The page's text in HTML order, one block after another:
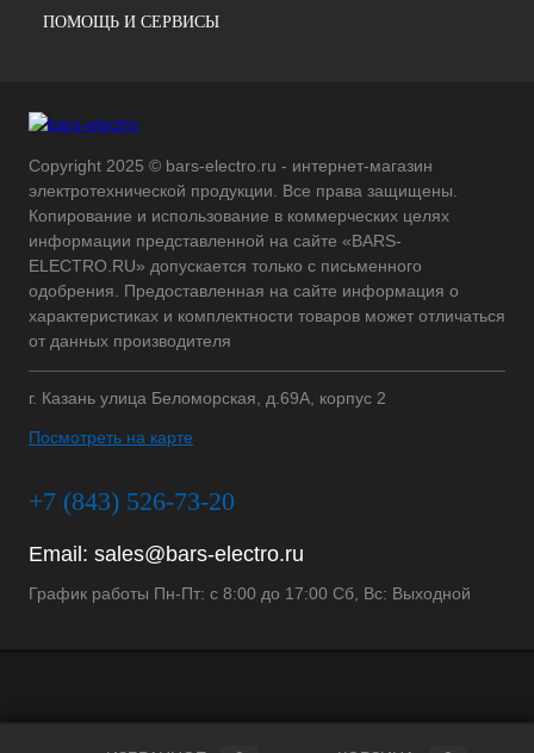
ПОМОЩЬ И СЕРВИСЫ
Copyright 2025 © bars-electro.ru - интернет-магазин
электротехнической продукции. Все права защищены.
Копирование и использование в коммерческих целях
информации представленной на сайте «BARS-
ELECTRO.RU» допускается только с письменного
одобрения. Предоставленная на сайте информация о
характеристиках и комплектности товаров может отличаться
от данных производителя
г. Казань улица Беломорская, д.69А, корпус 2
Посмотреть на карте
+7 (843) 526-73-20
Email: sales@bars-electro.ru
График работы Пн-Пт: с 8:00 до 17:00 Сб, Вс: Выходной